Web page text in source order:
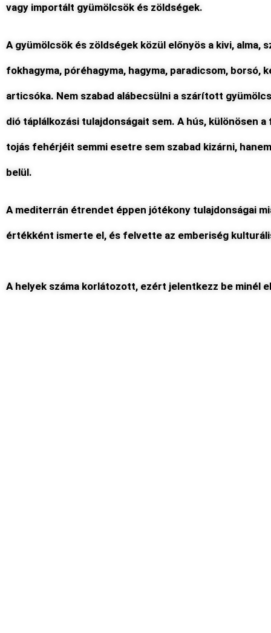
vagy importált gyümölcsök és zöldségek.
A gyümölcsök és zöldségek közül előnyös a kivi, alma,
fokhagyma, póréhagyma, hagyma, paradicsom, borsó,
articsóka. Nem szabad alábecsülni a szárított
dió táplálkozási tulajdonságait sem. A hús, különösen
tojás fehérjéit semmi esetre sem szabad kizárni,
belül.
A mediterrán étrendet éppen jótékony tulajdonságai
értékként ismerte el, és felvette az emberiség
A helyek száma korlátozott, ezért jelentkezz be minél